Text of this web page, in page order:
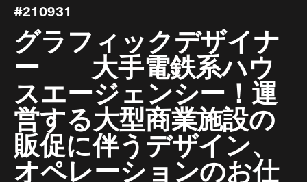
#210931
グラフィックデザイナ
ー 大手電鉄系ハウ
スエージェンシー！運
営する大型商業施設の
販促に伴うデザイン、
オペレーションのお仕